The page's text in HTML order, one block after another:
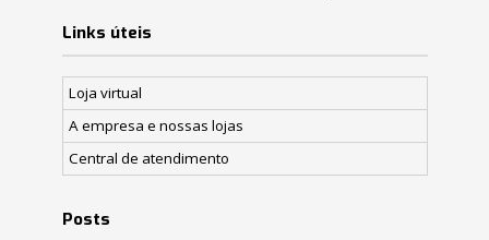
Links úteis
Loja virtual
A empresa e nossas lojas
Central de atendimento
Posts